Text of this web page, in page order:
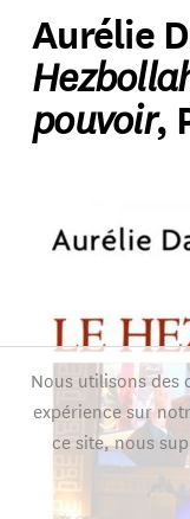
Aurélie
pouvoir,
Nous utilisons des
expérience sur
ce site, nous